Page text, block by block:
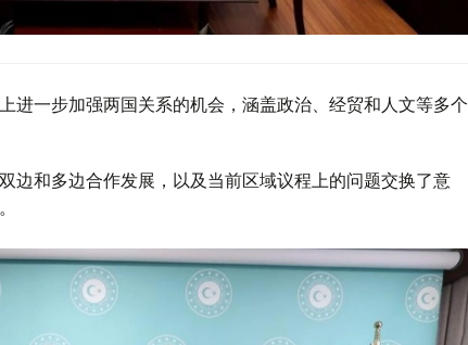
进一步加强两国关系的机会，涵盖政治、经贸和人文等多个
边和多边合作发展，以及当前区域议程上的问题交换了意